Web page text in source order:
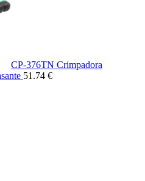
CP-376TN Crimpadora
51.74 €